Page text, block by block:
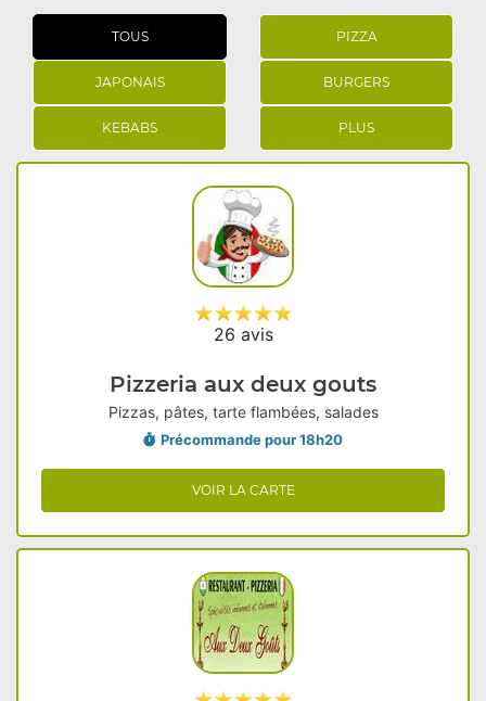
TOUS PIZZA
JAPONAIS BURGERS
KEBABS PLUS
26 avis
Pizzeria aux deux gouts
Pizzas, pâtes, tarte flambées, salades
Précommande pour 18h20
VOIR LA CARTE